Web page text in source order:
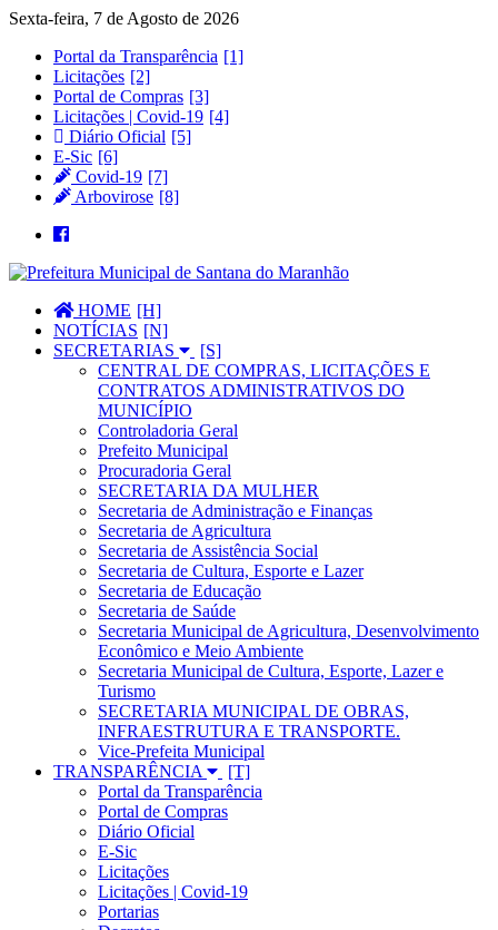
Sexta-feira, 7 de Agosto de 2026
Portal da Transparência
Licitações
Portal de Compras
Licitações | Covid-19
Diário Oficial
E-Sic
Covid-19
Arbovirose
HOME
NOTÍCIAS
SECRETARIAS
CENTRAL DE COMPRAS, LICITAÇÕES E
CONTRATOS ADMINISTRATIVOS DO
MUNICÍPIO
Controladoria Geral
Prefeito Municipal
Procuradoria Geral
SECRETARIA DA MULHER
Secretaria de Administração e Finanças
Secretaria de Agricultura
Secretaria de Assistência Social
Secretaria de Cultura, Esporte e Lazer
Secretaria de Educação
Secretaria de Saúde
Secretaria Municipal de Agricultura, Desenvolvimento
Econômico e Meio Ambiente
Secretaria Municipal de Cultura, Esporte, Lazer e
Turismo
SECRETARIA MUNICIPAL DE OBRAS,
INFRAESTRUTURA E TRANSPORTE.
Vice-Prefeita Municipal
TRANSPARÊNCIA
Portal da Transparência
Portal de Compras
Diário Oficial
E-Sic
Licitações
Licitações | Covid-19
Portarias